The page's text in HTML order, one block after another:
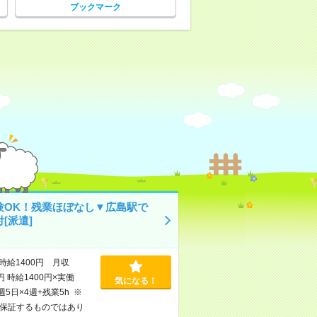
ブックマーク
OK！残業ほぼなし▼広島駅で
[派遣]
給1400円 月収
時給1400円×実働
5日×4週+残業5h ※
証するものではあり
気になる！